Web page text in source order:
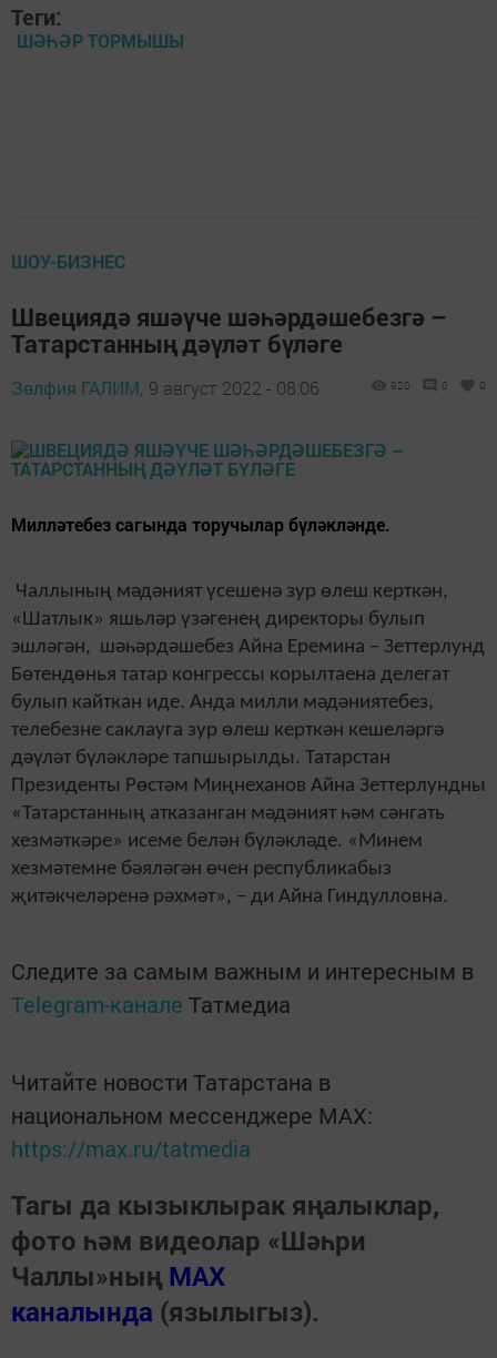
Теги:
ШӘҺӘР ТОРМЫШЫ
ШОУ-БИЗНЕС
Швециядә яшәүче шәһәрдәшебезгә –
Татарстанның дәүләт бүләге
Зөлфия ГАЛИМ, 9 август 2022 - 08:06 920 0 0
Милләтебез сагында торучылар бүләкләнде.
Чаллының мәдәният үсешенә зур өлеш керткән,
«Шатлык» яшьләр үзәгенең директоры булып
эшләгән, шәһәрдәшебез Айна Еремина – Зеттерлунд
Бөтендөнья татар конгрессы корылтаена делегат
булып кайткан иде. Анда милли мәдәниятебез,
телебезне саклауга зур өлеш керткән кешеләргә
дәүләт бүләкләре тапшырылды. Татарстан
Президенты Рөстәм Миңнеханов Айна Зеттерлундны
«Татарстанның атказанган мәдәният һәм сәнгать
хезмәткәре» исеме белән бүләкләде. «Минем
хезмәтемне бәяләгән өчен республикабыз
җитәкчеләренә рәхмәт», – ди Айна Гиндулловна.
Следите за самым важным и интересным в
Telegram-канале Татмедиа
Читайте новости Татарстана в
национальном мессенджере MАХ:
https://max.ru/tatmedia
Тагы да кызыклырак яңалыклар,
фото һәм видеолар «Шәһри
Чаллы»ның MAX
каналында (язылыгыз).